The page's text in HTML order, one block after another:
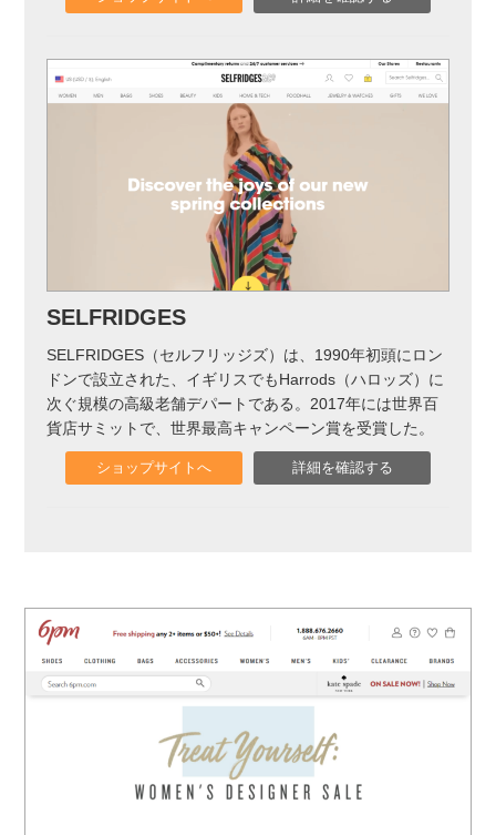
SELFRIDGES
SELFRIDGES（セルフリッジズ）は、1990年初頭にロン
ドンで設立された、イギリスでもHarrods（ハロッズ）に
次ぐ規模の高級老舗デパートである。2017年には世界百
貨店サミットで、世界最高キャンペーン賞を受賞した。
ショップサイトへ 詳細を確認する